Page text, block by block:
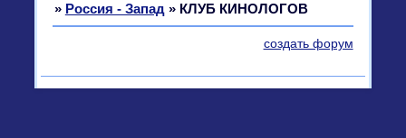
» Россия - Запад » КЛУБ КИНОЛОГОВ
создать форум